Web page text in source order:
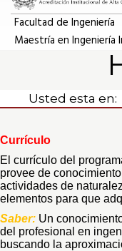
Facultad de Ingeniería
Maestría en Ingeniería
Usted esta en:
Servicios
Ningún dato
Mostrando
0
al
0
de
un
total
de
0
registros
Currículo
El currículo del
provee de
actividades de
elementos para que
Saber: Un
del profesional en
buscando la